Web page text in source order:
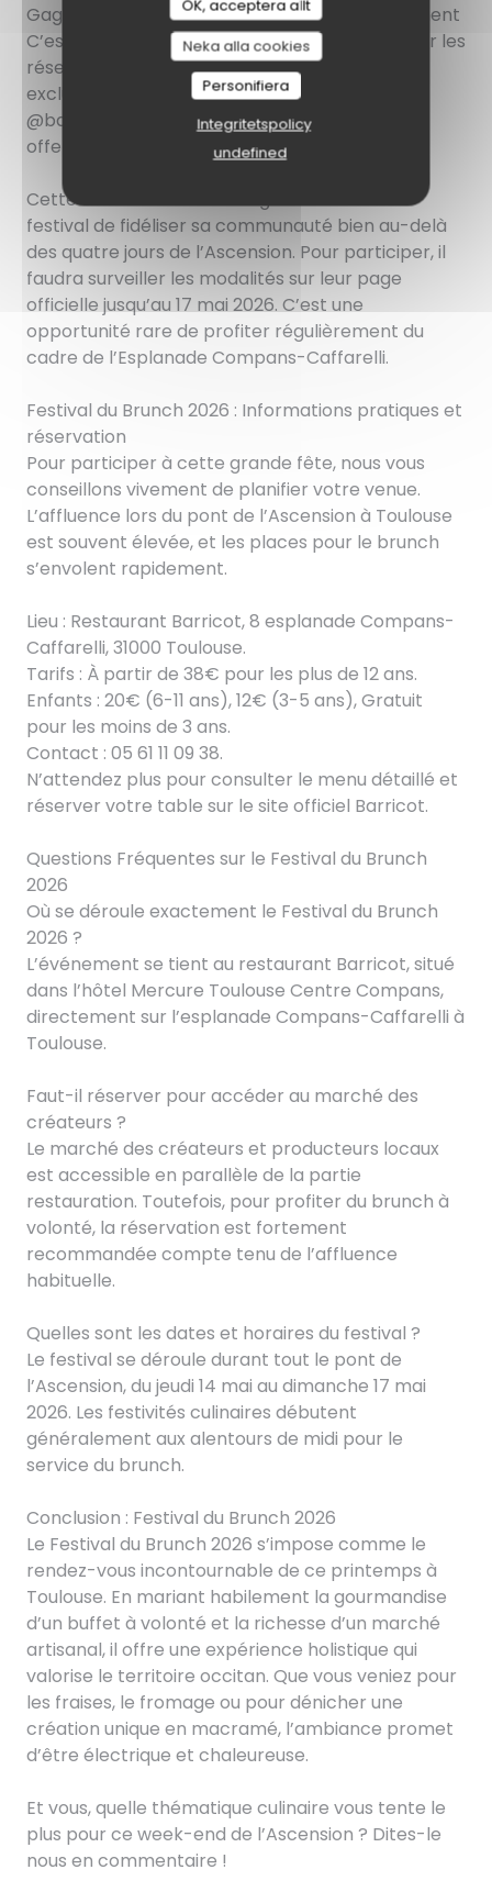
OK, acceptera allt
Neka alla cookies
Personifiera
Integritetspolicy
undefined
Gagnez un an de brunch : Le concours événement
C’est sans doute l’annonce qui va faire exploser les
réseaux sociaux toulousains. Un jeu-concours
exclusif est organisé sur le compte Instagram
@barricottoulouse. Le gain ? Un an de brunch
offert.
Cette dotation inédite souligne l’ambition du
festival de fidéliser sa communauté bien au-delà
des quatre jours de l’Ascension. Pour participer, il
faudra surveiller les modalités sur leur page
officielle jusqu’au 17 mai 2026. C’est une
opportunité rare de profiter régulièrement du
cadre de l’Esplanade Compans-Caffarelli.
Festival du Brunch 2026 : Informations pratiques et
réservation
Pour participer à cette grande fête, nous vous
conseillons vivement de planifier votre venue.
L’affluence lors du pont de l’Ascension à Toulouse
est souvent élevée, et les places pour le brunch
s’envolent rapidement.
Lieu : Restaurant Barricot, 8 esplanade Compans-
Caffarelli, 31000 Toulouse.
Tarifs : À partir de 38€ pour les plus de 12 ans.
Enfants : 20€ (6-11 ans), 12€ (3-5 ans), Gratuit
pour les moins de 3 ans.
Contact : 05 61 11 09 38.
N’attendez plus pour consulter le menu détaillé et
réserver votre table sur le site officiel Barricot.
Questions Fréquentes sur le Festival du Brunch
2026
Où se déroule exactement le Festival du Brunch
2026 ?
L’événement se tient au restaurant Barricot, situé
dans l’hôtel Mercure Toulouse Centre Compans,
directement sur l’esplanade Compans-Caffarelli à
Toulouse.
Faut-il réserver pour accéder au marché des
créateurs ?
Le marché des créateurs et producteurs locaux
est accessible en parallèle de la partie
restauration. Toutefois, pour profiter du brunch à
volonté, la réservation est fortement
recommandée compte tenu de l’affluence
habituelle.
Quelles sont les dates et horaires du festival ?
Le festival se déroule durant tout le pont de
l’Ascension, du jeudi 14 mai au dimanche 17 mai
2026. Les festivités culinaires débutent
généralement aux alentours de midi pour le
service du brunch.
Conclusion : Festival du Brunch 2026
Le Festival du Brunch 2026 s’impose comme le
rendez-vous incontournable de ce printemps à
Toulouse. En mariant habilement la gourmandise
d’un buffet à volonté et la richesse d’un marché
artisanal, il offre une expérience holistique qui
valorise le territoire occitan. Que vous veniez pour
les fraises, le fromage ou pour dénicher une
création unique en macramé, l’ambiance promet
d’être électrique et chaleureuse.
Et vous, quelle thématique culinaire vous tente le
plus pour ce week-end de l’Ascension ? Dites-le
nous en commentaire !